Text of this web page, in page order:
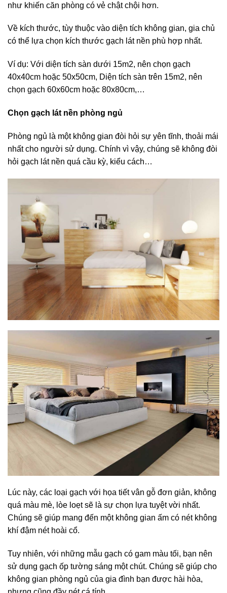
như khiến căn phòng có vẻ chật chội hơn.
Về kích thước, tùy thuộc vào diện tích không gian, gia chủ
có thể lựa chọn kích thước gạch lát nền phù hợp nhất.
Ví dụ: Với diện tích sàn dưới 15m2, nên chọn gạch
40x40cm hoặc 50x50cm, Diện tích sàn trên 15m2, nên
chọn gạch 60x60cm hoặc 80x80cm,…
Chọn gạch lát nền phòng ngủ
Phòng ngủ là một không gian đòi hỏi sự yên tĩnh, thoải mái
nhất cho người sử dụng. Chính vì vậy, chúng sẽ không đòi
hỏi gạch lát nền quá cầu kỳ, kiểu cách…
Lúc này, các loại gạch với họa tiết vân gỗ đơn giản, không
quá màu mè, lòe loẹt sẽ là sự chọn lựa tuyệt vời nhất.
Chúng sẽ giúp mang đến một không gian ấm có nét không
khí đậm nét hoài cổ.
Tuy nhiên, với những mẫu gạch có gam màu tối, bạn nên
sử dụng gạch ốp tường sáng một chút. Chúng sẽ giúp cho
không gian phòng ngủ của gia đình bạn được hài hòa,